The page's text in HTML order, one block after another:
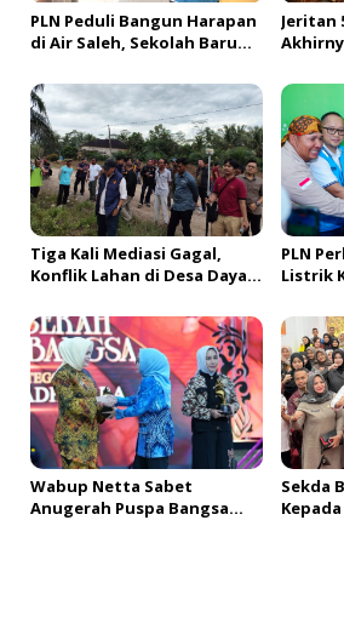
PLN Peduli Bangun Harapan
di Air Saleh, Sekolah Baru
bagi Generasi Muda
Banyuasin
Jeritan
Tiga Kali Mediasi Gagal,
Konflik Lahan di Desa Daya
Sorotan Aparat dan BPN
PLN
Listrik
dan
Wabup Netta Sabet
Anugerah Puspa Bangsa
Sekda